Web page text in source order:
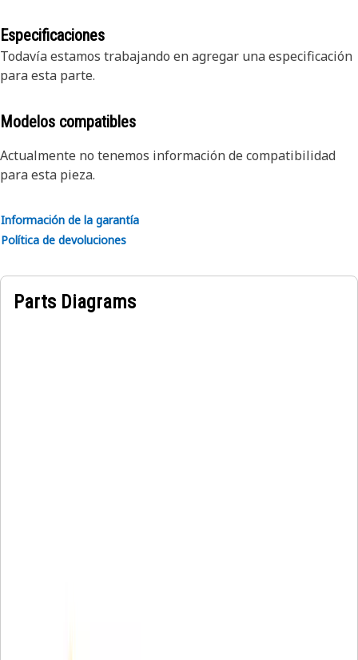
Especificaciones
Todavía estamos trabajando en agregar una especificación
para esta parte.
Modelos compatibles
Actualmente no tenemos información de compatibilidad
para esta pieza.
Información de la garantía
Política de devoluciones
Parts Diagrams